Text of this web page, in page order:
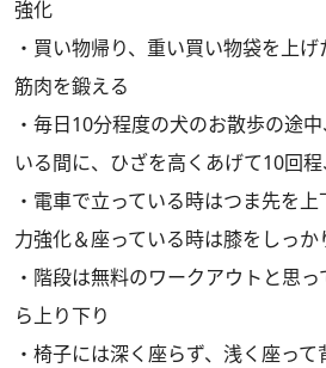
強化
・買い物帰り、重い買い物袋を上
筋肉を鍛える
・毎日10分程度の犬のお散歩の途
いる間に、ひざを高くあげて10回
・電車で立っている時はつま先を
力強化＆座っている時は膝をしっ
・階段は無料のワークアウトと思
ら上り下り
・椅子には深く座らず、浅く座っ